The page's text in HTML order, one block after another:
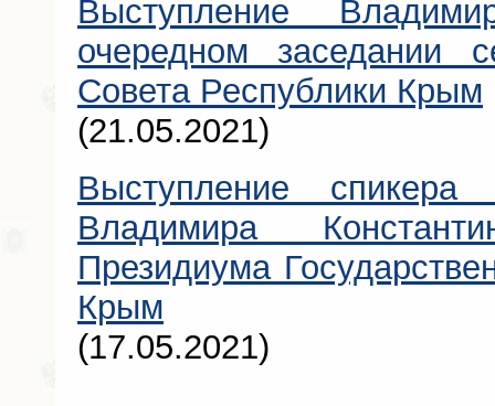
Выступление
очередном заседании
Совета Республики Крым
(21.05.2021)
Выступление спикера
Владимира
Президиума
Крым
(17.05.2021)